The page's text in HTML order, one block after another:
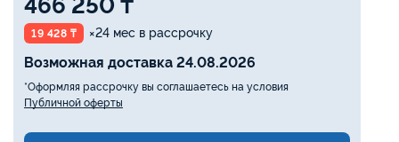
19 428 ₸ ×24 мес в рассрочку
Возможная доставка 24.08.2026
*Оформляя рассрочку вы соглашаетесь на условия
Публичной оферты